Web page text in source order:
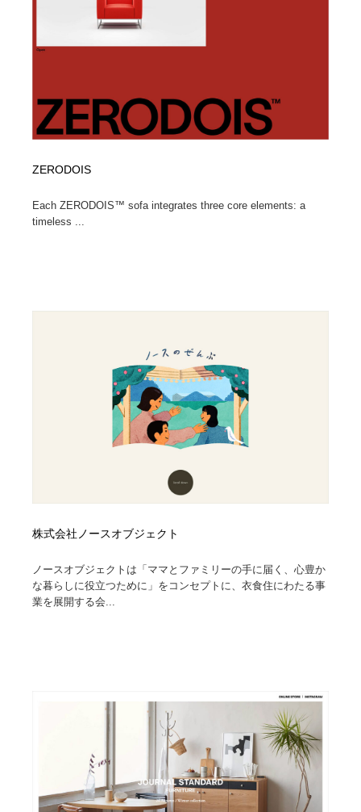
ZERODOIS
Each ZERODOIS™ sofa integrates three core elements: a
timeless ...
株式会社ノースオブジェクト
ノースオブジェクトは「ママとファミリーの手に届く、心豊か
な暮らしに役立つために」をコンセプトに、衣食住にわたる事
業を展開する会...